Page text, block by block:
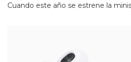
Cuando este año se estrene la